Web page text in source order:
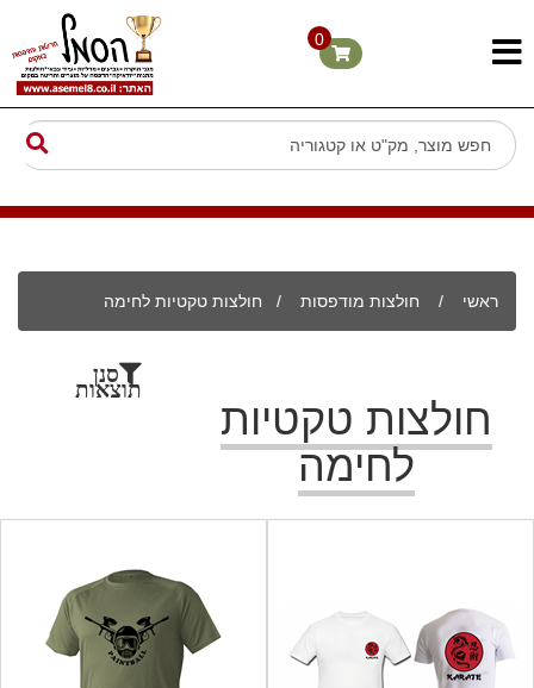
0
ראשי / חולצות מודפסות / חולצות טקטיות לחימה
סנן
תוצאות
חולצות טקטיות
לחימה